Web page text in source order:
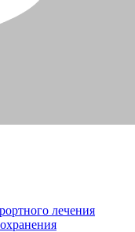
лечения